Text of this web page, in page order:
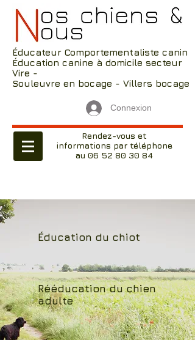
Éducateur Comportementaliste canin
Éducation canine à domicile secteur
Vire -
Souleuvre en bocage - Villers bocage
Connexion
Rendez-vous et
informations par téléphone
au 06 52 80 30 84
Éducation du chiot
Rééducation du chien
adulte